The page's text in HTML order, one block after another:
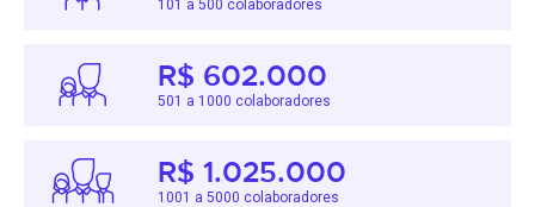
101 a 500 colaboradores
R$ 602.000
501 a 1000 colaboradores
R$ 1.025.000
1001 a 5000 colaboradores